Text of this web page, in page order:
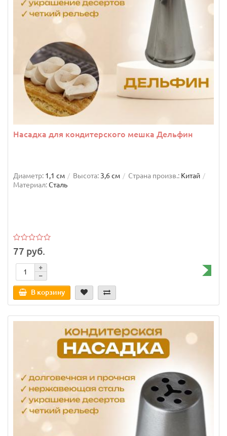
Насадка для кондитерского мешка Дельфин
Диаметр: 1,1 см Высота: 3,6 см Страна произв.: Китай
Материал:Сталь
77 руб.
В корзину